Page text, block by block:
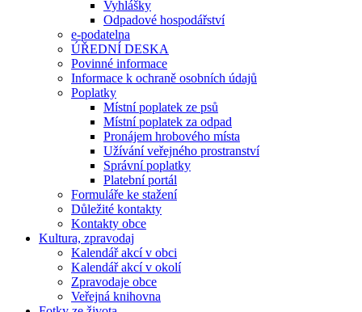
Vyhlášky
Odpadové hospodářství
e-podatelna
ÚŘEDNÍ DESKA
Povinné informace
Informace k ochraně osobních údajů
Poplatky
Místní poplatek ze psů
Místní poplatek za odpad
Pronájem hrobového místa
Užívání veřejného prostranství
Správní poplatky
Platební portál
Formuláře ke stažení
Důležité kontakty
Kontakty obce
Kultura, zpravodaj
Kalendář akcí v obci
Kalendář akcí v okolí
Zpravodaje obce
Veřejná knihovna